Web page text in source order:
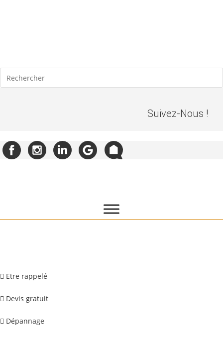
Suivez-Nous !
Etre rappelé
Devis gratuit
Dépannage